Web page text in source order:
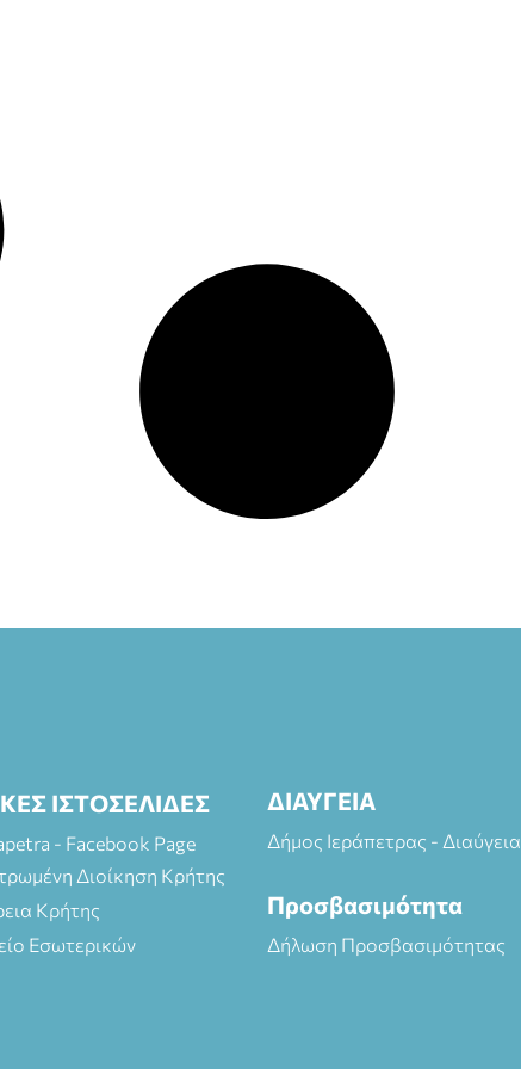
ΙΣΤΟΣΕΛΙΔΕΣ
- Facebook Page
Διοίκηση Κρήτης
Κρήτης
Εσωτερικών
ΔΙΑΥΓΕΙΑ
Δήμος Ιεράπετρας - Διαύγεια
Προσβασιμότητα
Δήλωση Προσβασιμότητας